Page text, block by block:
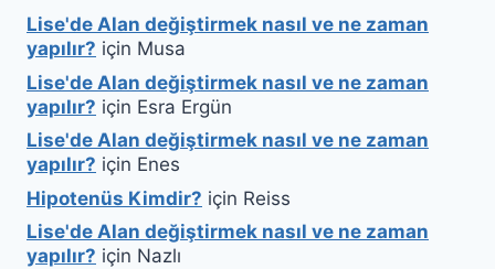
Lise'de Alan değiştirmek nasıl ve ne zaman
yapılır? için Musa
Lise'de Alan değiştirmek nasıl ve ne zaman
yapılır? için Esra Ergün
Lise'de Alan değiştirmek nasıl ve ne zaman
yapılır? için Enes
Hipotenüs Kimdir? için Reiss
Lise'de Alan değiştirmek nasıl ve ne zaman
yapılır? için Nazlı